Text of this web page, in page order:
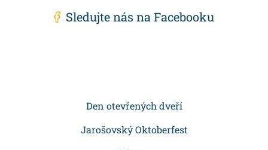
Sledujte nás na Facebooku
Den otevřených dveří
Jarošovský Oktoberfest